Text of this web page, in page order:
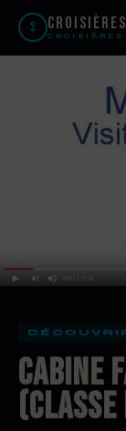
CROISIÈRES
Cabine